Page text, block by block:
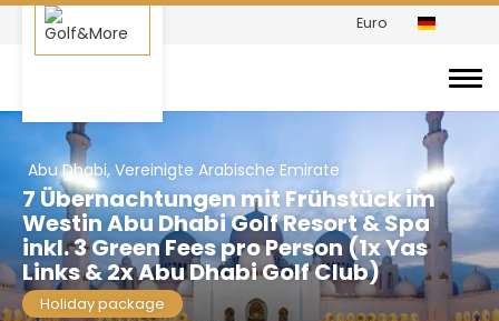
Euro
Abu Dhabi, Vereinigte Arabische Emirate
7 Übernachtungen mit Frühstück im
Westin Abu Dhabi Golf Resort & Spa
inkl. 3 Green Fees pro Person (1x Yas
Links & 2x Abu Dhabi Golf Club)
Holiday package